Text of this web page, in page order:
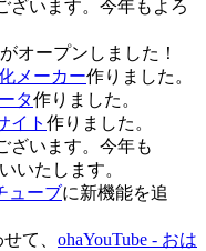
ざいます。今年もよろ
がオープンしました！
メーカー作りました。
タ作りました。
イト 作りました。
ざいます。今年も
いたします。
ューブに新機能を追
て、 ohaYouTube - おは